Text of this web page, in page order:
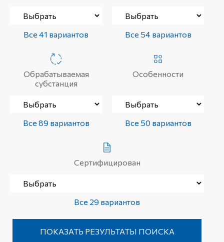
Все 41 вариантов Все 54 вариантов
Обрабатываемая
субстанция
Все 89 вариантов
Особенности
Все 50 вариантов
Сертифицирован
Все 29 вариантов